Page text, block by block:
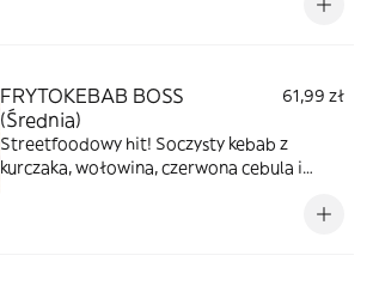
FRYTOKEBAB BOSS
(Średnia)
61,99 zł
Streetfoodowy hit! Soczysty kebab z
kurczaka, wołowina, czerwona cebula i
Polane dwoma sosami - pomidorowym i